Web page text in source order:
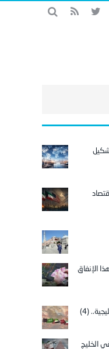
الإنفاق
(4)
الخليج